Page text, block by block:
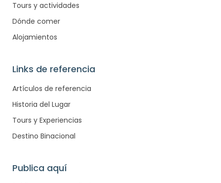
Tours y actividades
Dónde comer
Alojamientos
Links de referencia
Artículos de referencia
Historia del Lugar
Tours y Experiencias
Destino Binacional
Publica aquí